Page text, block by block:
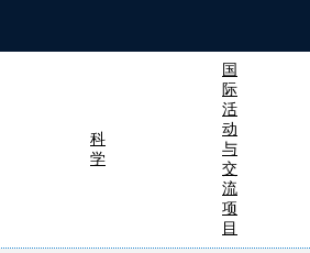
科
学
国
际
活
动
与
交
流
项
目